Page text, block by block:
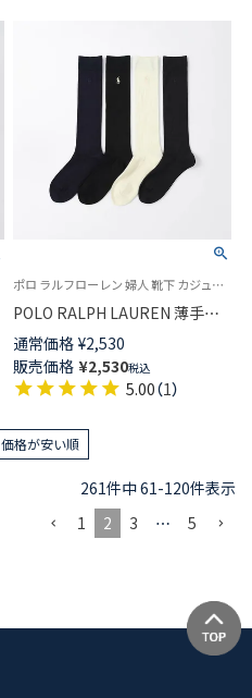
ポロ ラルフローレン 婦人 靴下 カジュアル 2025FW
POLO RALPH LAUREN 薄手ハ
イソックス リブ ポロポニー刺
しゅう ハイソックス レディー
ス 03217500
通常価格 ¥2,530
販売価格 ¥2,530税込
5.00（1）
価格が安い順
261件中61-120件表示
1
2 3 … 5